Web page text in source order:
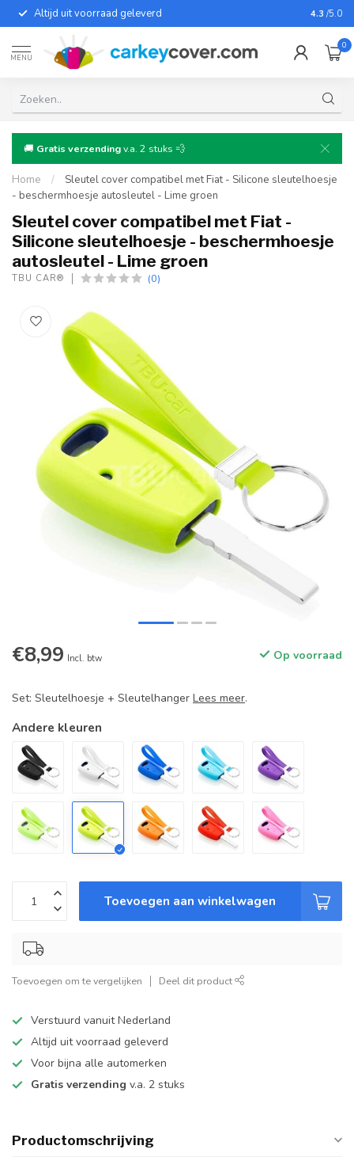
Altijd uit voorraad geleverd Voor
4.3 /5.0
MENU
0
🚚 Gratis verzendingv.a. 2 stuks 💨
Home /
Sleutel cover compatibel met Fiat - Silicone sleutelhoesje
- beschermhoesje autosleutel - Lime groen
Sleutel cover compatibel met Fiat -
Silicone sleutelhoesje - beschermhoesje
autosleutel - Lime groen
TBU CAR® (0)
€8,99 Incl. btw Op voorraad
Set: Sleutelhoesje + Sleutelhanger Lees meer.
Andere kleuren
Toevoegen aan winkelwagen
Toevoegen om te vergelijken Deel dit product
Verstuurd vanuit Nederland
Altijd uit voorraad geleverd
Voor bijna alle automerken
Gratis verzending v.a. 2 stuks
Productomschrijving